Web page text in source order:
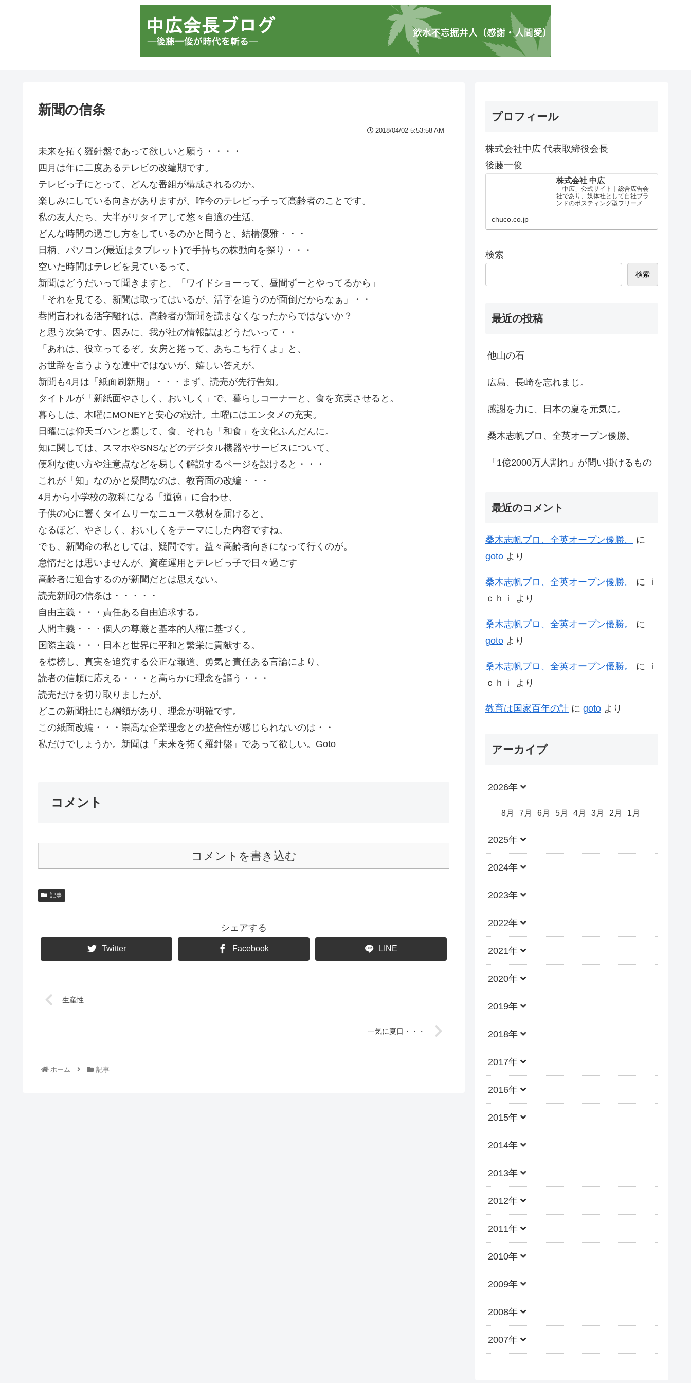
新聞の信条
2018/04/02 5:53:58 AM
未来を拓く羅針盤であって欲しいと願う・・・・
四月は年に二度あるテレビの改編期です。
テレビっ子にとって、どんな番組が構成されるのか。
楽しみにしている向きがありますが、昨今のテレビっ子って高齢者のことです。
私の友人たち、大半がリタイアして悠々自適の生活、
どんな時間の過ごし方をしているのかと問うと、結構優雅・・・
日柄、パソコン(最近はタブレット)で手持ちの株動向を探り・・・
空いた時間はテレビを見ているって。
新聞はどうだいって聞きますと、「ワイドショーって、昼間ずーとやってるから」
「それを見てる、新聞は取ってはいるが、活字を追うのが面倒だからなぁ」・・
巷間言われる活字離れは、高齢者が新聞を読まなくなったからではないか？
と思う次第です。因みに、我が社の情報誌はどうだいって・・
「あれは、役立ってるぞ。女房と捲って、あちこち行くよ」と、
お世辞を言うような連中ではないが、嬉しい答えが。
新聞も4月は「紙面刷新期」・・・まず、読売が先行告知。
タイトルが「新紙面やさしく、おいしく」で、暮らしコーナーと、食を充実させると。
暮らしは、木曜にMONEYと安心の設計。土曜にはエンタメの充実。
日曜には仰天ゴハンと題して、食、それも「和食」を文化ふんだんに。
知に関しては、スマホやSNSなどのデジタル機器やサービスについて、
便利な使い方や注意点などを易しく解説するページを設けると・・・
これが「知」なのかと疑問なのは、教育面の改編・・・
4月から小学校の教科になる「道徳」に合わせ、
子供の心に響くタイムリーなニュース教材を届けると。
なるほど、やさしく、おいしくをテーマにした内容ですね。
でも、新聞命の私としては、疑問です。益々高齢者向きになって行くのが。
怠惰だとは思いませんが、資産運用とテレビっ子で日々過ごす
高齢者に迎合するのが新聞だとは思えない。
読売新聞の信条は・・・・・
自由主義・・・責任ある自由追求する。
人間主義・・・個人の尊厳と基本的人権に基づく。
国際主義・・・日本と世界に平和と繁栄に貢献する。
を標榜し、真実を追究する公正な報道、勇気と責任ある言論により、
読者の信頼に応える・・・と高らかに理念を謳う・・・
読売だけを切り取りましたが。
どこの新聞社にも綱領があり、理念が明確です。
この紙面改編・・・崇高な企業理念との整合性が感じられないのは・・
私だけでしょうか。新聞は「未来を拓く羅針盤」であって欲しい。Goto
コメント
コメントを書き込む
記事
シェアする
Twitter Facebook LINE
生産性
一気に夏日・・・
ホーム 記事
プロフィール
株式会社中広 代表取締役会長
後藤一俊
株式会社 中広
「中広」公式サイト｜総合広告会
社であり、媒体社として自社ブラ
ンドのポスティング型フリーメデ
chuco.co.jp
検索
検索
最近の投稿
他山の石
広島、長崎を忘れまじ。
感謝を力に、日本の夏を元気に。
桑木志帆プロ、全英オープン優勝。
「1億2000万人割れ」が問い掛けるもの
最近のコメント
桑木志帆プロ、全英オープン優勝。
に
goto より
桑木志帆プロ、全英オープン優勝。 に
ｉ
ｃｈｉ
より
桑木志帆プロ、全英オープン優勝。
に
goto より
桑木志帆プロ、全英オープン優勝。 に
ｉ
ｃｈｉ
より
教育は国家百年の計 に goto より
アーカイブ
2026年
8月 7月 6月 5月 4月 3月 2月 1月
2025年
2024年
2023年
2022年
2021年
2020年
2019年
2018年
2017年
2016年
2015年
2014年
2013年
2012年
2011年
2010年
2009年
2008年
2007年